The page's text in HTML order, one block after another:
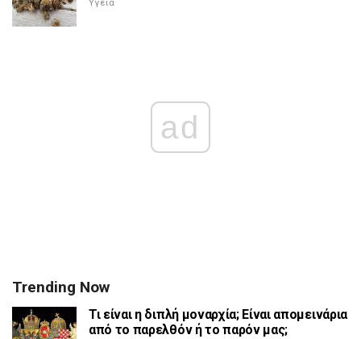
Υγεία
ad
Trending Now
Τι είναι η διπλή μοναρχία; Είναι απομεινάρια
από το παρελθόν ή το παρόν μας;